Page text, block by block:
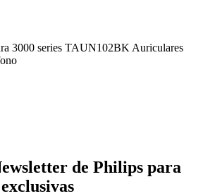
3000 series TAUN102BK Auriculares
de Philips para